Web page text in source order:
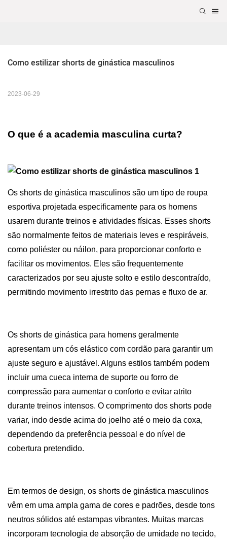
Como estilizar shorts de ginástica masculinos
2023-06-29
O que é a academia masculina curta?
Os shorts de ginástica masculinos são um tipo de roupa
esportiva projetada especificamente para os homens
usarem durante treinos e atividades físicas. Esses shorts
são normalmente feitos de materiais leves e respiráveis,
como poliéster ou náilon, para proporcionar conforto e
facilitar os movimentos. Eles são frequentemente
caracterizados por seu ajuste solto e estilo descontraído,
permitindo movimento irrestrito das pernas e fluxo de ar.
Os shorts de ginástica para homens geralmente
apresentam um cós elástico com cordão para garantir um
ajuste seguro e ajustável. Alguns estilos também podem
incluir uma cueca interna de suporte ou forro de
compressão para aumentar o conforto e evitar atrito
durante treinos intensos. O comprimento dos shorts pode
variar, indo desde acima do joelho até o meio da coxa,
dependendo da preferência pessoal e do nível de
cobertura pretendido.
Em termos de design, os shorts de ginástica masculinos
vêm em uma ampla gama de cores e padrões, desde tons
neutros sólidos até estampas vibrantes. Muitas marcas
incorporam tecnologia de absorção de umidade no tecido,